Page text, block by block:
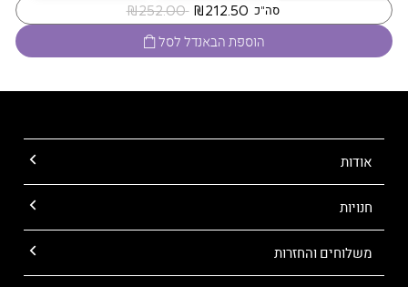
סה"כ ‏ ₪252.00
הוספת הבאנדל לסל
אודות
חנויות
משלוחים והחזרות